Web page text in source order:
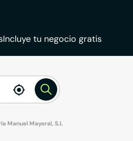
Incluye tu negocio gratis
enable
location
Manuel Mayoral, S.L